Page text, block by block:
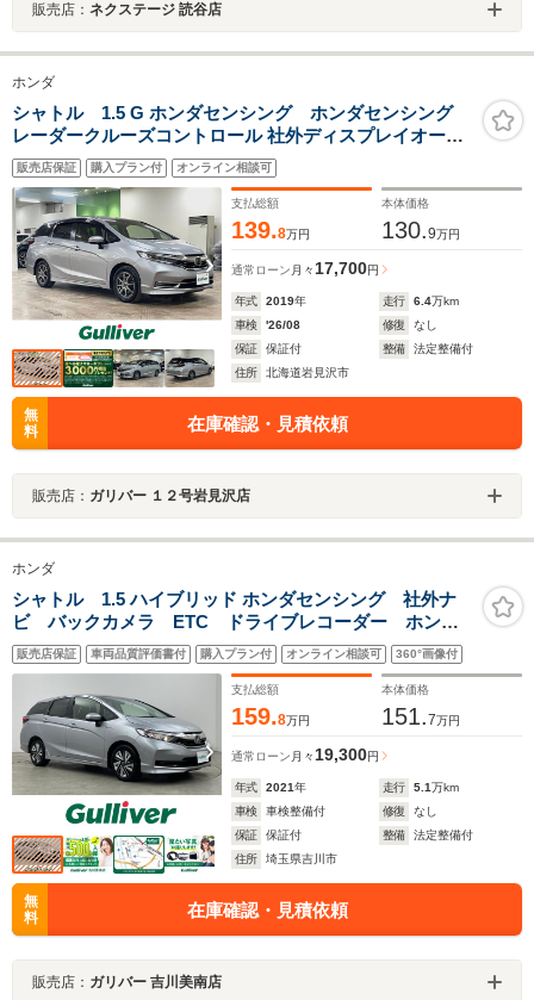
販売店： ネクステージ 読谷店
ホンダ
シャトル 1.5 G ホンダセンシング ホンダセンシング
レーダークルーズコントロール 社外ディスプレイオーデ
ィオ Bluetooth/AUX/USB/Apple CarPlay バックカメラ
ETC LEDヘッドライト/LEDフォグランプ スマートキー
サマータイヤセット積込み
販売店保証 購入プラン付 オンライン相談可
支払総額
139.8万円
本体価格
130.9万円
通常ローン 月々17,700円
年式 2019年 走行 6.4万km
車検
'26/08 修復
なし
保証
保証付 整備
法定整備付
住所
北海道岩見沢市
無
料
在庫確認・見積依頼
販売店： ガリバー １２号岩見沢店
ホンダ
シャトル 1.5 ハイブリッド ホンダセンシング 社外ナ
ビ バックカメラ ETC ドライブレコーダー ホンダ
センシング アダプティブクルーズコントロール ステ
アリングスイッチ 電動格納ミラー 純正マット プッ
シュスタート スマートキー オートライト
販売店保証 車両品質評価書付 購入プラン付 オンライン相談可 360°画像付
支払総額
159.8万円
本体価格
151.7万円
通常ローン 月々19,300円
年式 2021年 走行 5.1万km
車検
車検整備付 修復
なし
保証
保証付 整備
法定整備付
住所
埼玉県吉川市
無
料
在庫確認・見積依頼
販売店： ガリバー 吉川美南店